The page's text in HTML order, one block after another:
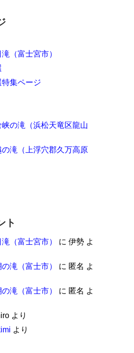
（富士宮市）
特集ページ
の滝（浜松天竜区龍山
滝（上浮穴郡久万高原
ト
（富士宮市） に 伊勢 よ
滝（富士市）
に 匿名 よ
滝（富士市）
に 匿名 よ
より
より